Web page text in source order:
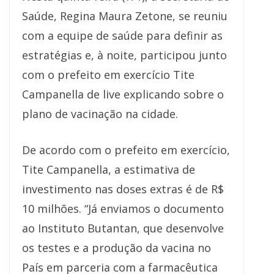
Saúde, Regina Maura Zetone, se reuniu
com a equipe de saúde para definir as
estratégias e, à noite, participou junto
com o prefeito em exercício Tite
Campanella de live explicando sobre o
plano de vacinação na cidade.
De acordo com o prefeito em exercício,
Tite Campanella, a estimativa de
investimento nas doses extras é de R$
10 milhões. “Já enviamos o documento
ao Instituto Butantan, que desenvolve
os testes e a produção da vacina no
País em parceria com a farmacêutica